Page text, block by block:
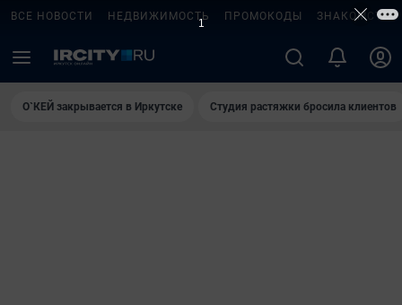
ВСЕ НОВОСТИ НЕДВИЖИМОСТЬ ПРОМОКОДЫ ЗНАКОМСТВА
О`КЕЙ закрывается в Иркутске Студия растяжки бросила клиентов